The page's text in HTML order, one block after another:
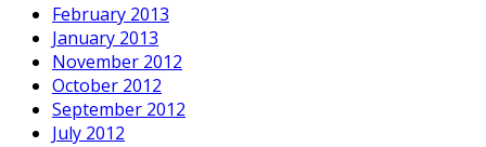
February 2013
January 2013
November 2012
October 2012
September 2012
July 2012